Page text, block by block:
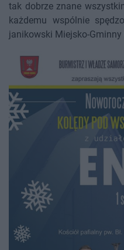
tak dobrze znane
każdemu wspólnie
janikowski Miejsko-Gminny